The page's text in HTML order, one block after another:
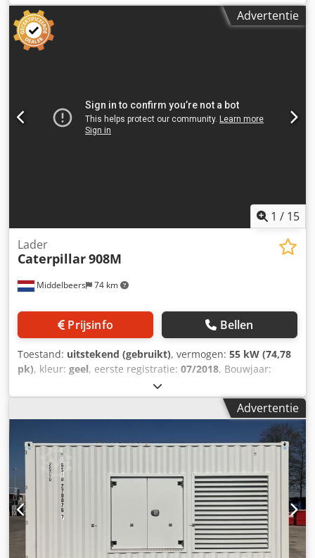
informatie Bouwjaar: 2005 Serienummer:
CATCB434LCNH00390 Technische informatie Aantal
cilinders: 4 Motorinhoud: 4.400 cc Aandrijving: Wiel
Leeggewicht: 7.500 kg Functioneel Werkbreedte: 150 cm
contact op met Ernst van Hek voor meer informatie.
Advertentie
1 / 15
Middelbeers 74 km
Lader
Caterpillar908M
Prijsinfo Bellen
Toestand: uitstekend (gebruikt), vermogen: 55 kW (74,78
pk), kleur: geel, eerste registratie: 07/2018, Bouwjaar:
, Uitrusting:
cabine, Bouwjaar: 2018 Aantal cilinders: 3 Leeggewicht:
6.460 kg Aantal kleppen: 3 CE-markering: ja Technische
aanvraag Serienummer: CAT0908MAH8803391 = Verdere
opties en toebehoren = - 3e ventiel - Gesloten cabine -
Centrale smering Djdpey A Tn Hofx Acyeck
Advertentie